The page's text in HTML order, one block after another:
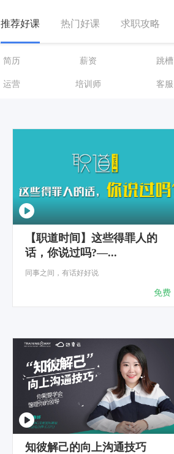
推荐好课 热门好课 求职攻略
简历 薪资 跳槽
运营 培训师 客服
【职道时间】这些得罪人的
话，你说过吗?—...
同事之间，有话好好说
免费
知彼解己的向上沟通技巧